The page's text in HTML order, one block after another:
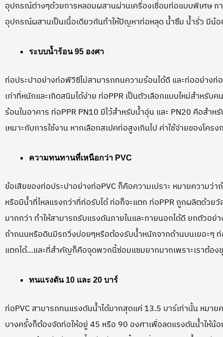
อุปกรณ์ต่างๆด้วยการหลอมผสานผ่านเครื่องเชื่อมท่อแบบพิเศษ ก
อุปกรณ์ผสานเป็นเนื้อเดียวกันทำให้ปัญหาท่อหลุด น้ำซึม น้ำรั่ว มีน้อ
ระบบน้ำร้อน 95 องศา
ท่อประปาอย่างท่อพีวีซีไม่สามารถทนความร้อนได้ดี และท่ออย่างท่
เก่าที่หนักและเกิดสนิมได้ง่าย ท่อPPR เป็นตัวเลือกแบบใหม่สำหรับ
ร้อนในอาคาร ท่อPPR PN10 มีไว้สำหรับน้ำอุ่น และ PN20 คือสำห
เหมาะกับการใช้งาน หากเลือกสเปคท่อสูงเกินไป ค่าใช้จ่ายของโครง
ความทนทานที่เหนือกว่า PVC
ข้อเสียของท่อประปาอย่างท่อPVC ก็คือความเปราะ หมายความว่า
หรือมีน้ำที่ไหลแรงกว่าที่ท่อรับได้ ท่อก็จะแตก ท่อPPR ถูกผลิตด้วย
มากกว่า ทำให้สามารถรับแรงดันภายในและภายนอกได้ดี ยกตัวอย่
ถ้าถนนหรือดินมีรถวิ่งบ่อยๆหรือต้องรับน้ำหนักจากด้านบนเยอะๆ ท่
แตกได้…และที่สำคัญก็คือจุดพวกนี้ซ่อมแซมยากมากเพราะเราต้อง
ทนแรงดัน 10 และ 20 บาร์
ท่อPVC สามารถทนแรงดันน้ำได้มากสุดแค่ 13.5 บาร์เท่านั้น หมา
บางครั้งก็ต้องจัดท่อให้อยู่ 45 หรือ 90 องศาเพื่อลดแรงดันน้ำให้น้